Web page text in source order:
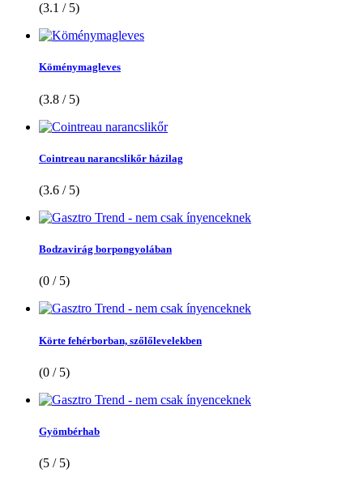
(3.1 / 5)
Köménymagleves
(3.8 / 5)
Cointreau narancslikőr házilag
(3.6 / 5)
Bodzavirág borpongyolában
(0 / 5)
Körte fehérborban, szőlőlevelekben
(0 / 5)
Gyömbérhab
(5 / 5)